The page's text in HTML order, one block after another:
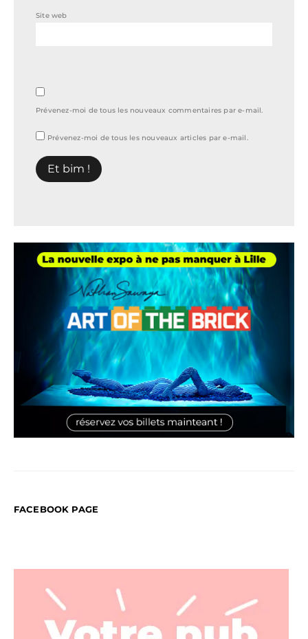
Site web
Prévenez-moi de tous les nouveaux commentaires par e-mail.
Prévenez-moi de tous les nouveaux articles par e-mail.
FACEBOOK PAGE